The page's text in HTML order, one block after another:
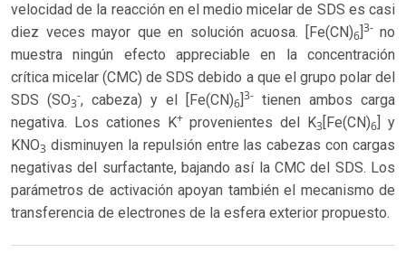
velocidad de la reacción en el medio micelar de SDS es casi
diez veces mayor que en solución acuosa. [Fe(CN)6] 3-no
muestra ningún efecto appreciable en la concentración
crítica micelar (CMC) de SDS debido a que el grupo polar del
SDS (SO3
-, cabeza) y el [Fe(CN)6
3- tienen ambos carga
negativa. Los cationes K+provenientes del K3 [Fe(CN)6 ] y
KNO3 disminuyen la repulsión entre las cabezas con cargas
negativas del surfactante, bajando así la CMC del SDS. Los
parámetros de activación apoyan también el mecanismo de
transferencia de electrones de la esfera exterior propuesto.